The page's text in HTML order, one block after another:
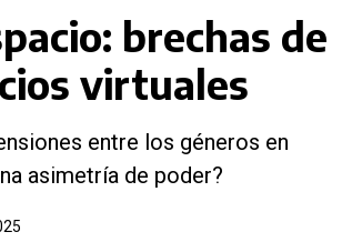
brechas de
virtuales
entre los géneros en
asimetría de poder?